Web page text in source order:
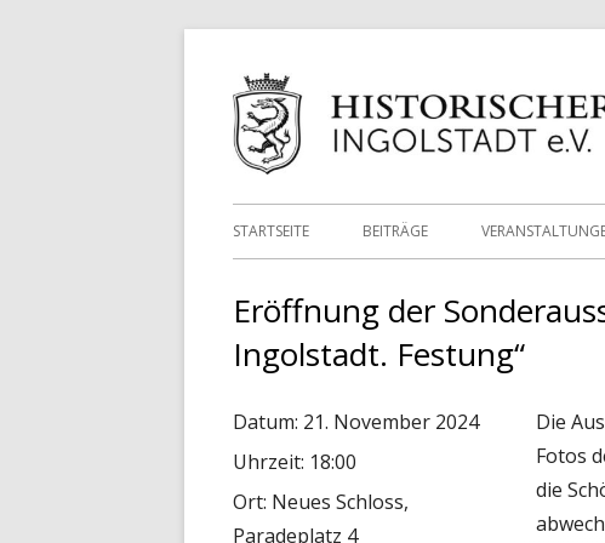
Primäres
STARTSEITE BEITRÄGE
Eröffnung der
Ingolstadt. Festung“
Datum: 21. November 2024
Uhrzeit: 18:00
Ort: Neues Schloss,
Paradeplatz 4
Die
Fotos
die